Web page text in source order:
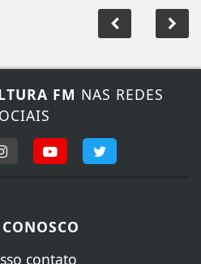
NAS REDES
5266/(44) 3649-5266